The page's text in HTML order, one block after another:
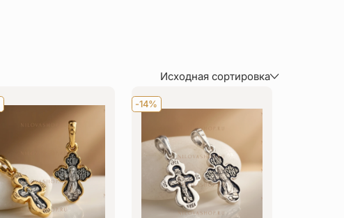
Исходная сортировка
По популярности
По цене (сначала дороже)
По величине скидки
-14%